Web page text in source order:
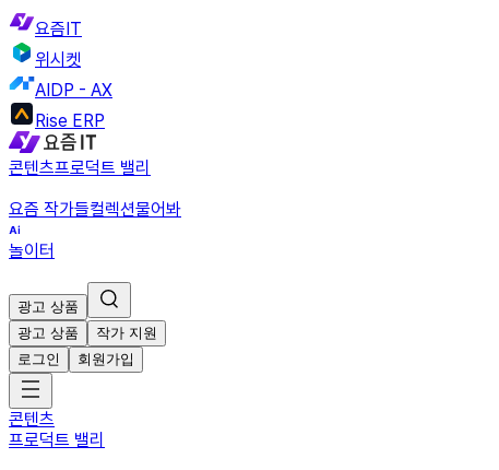
요즘IT
위시켓
AIDP - AX
Rise ERP
콘텐츠프로덕트 밸리
요즘 작가들컬렉션물어봐
놀이터
광고 상품
광고 상품
작가 지원
로그인
회원가입
콘텐츠
프로덕트 밸리